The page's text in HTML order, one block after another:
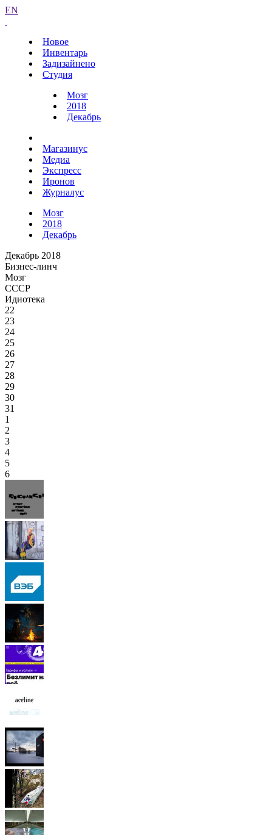
EN
Новое
Инвентарь
Задизайнено
Студия
Мозг
2018
Декабрь
Магазинус
Медиа
Экспресс
Иронов
Журналус
Мозг
2018
Декабрь
Декабрь 2018
Бизнес-линч
Мозг
СССР
Идиотека
22
23
24
25
26
27
28
29
30
31
1
2
3
4
5
6